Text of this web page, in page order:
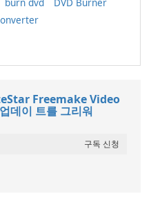
Freemake Video
데이 트를 그리워